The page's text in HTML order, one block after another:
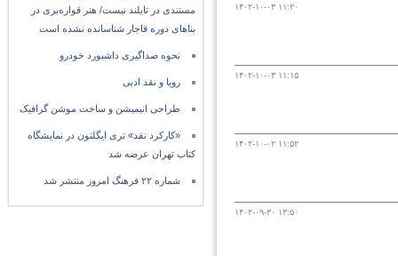
مستندی در تایلند نیست/ هنر قواره‌بری در
بناهای دوره قاجار شناسانده نشده است
نحوه صداگیری داشبورد خودرو
رویا و نقد ادبی
طراحی انیمیشن و ساخت موشن گرافیک
«کارکرد نقد» تری ایگلتون در نمایشگاه
کتاب تهران عرضه شد
شماره ۲۲ فرهنگ امروز منتشر شد
۱۴۰۲-۱۰-۰۳ ۱۱:۲۰
۱۴۰۲-۱۰-۰۳ ۱۱:۱۵
۱۴۰۲-۱۰-۰۲ ۱۱:۵۲
۱۴۰۲-۰۹-۳۰ ۱۳:۵۰